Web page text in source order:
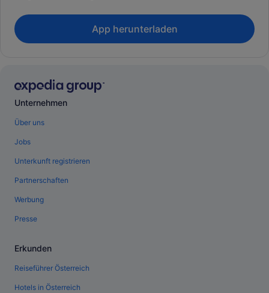
App herunterladen
Unternehmen
Über uns
Jobs
Unterkunft registrieren
Partnerschaften
Werbung
Presse
Erkunden
Reiseführer Österreich
Hotels in Österreich